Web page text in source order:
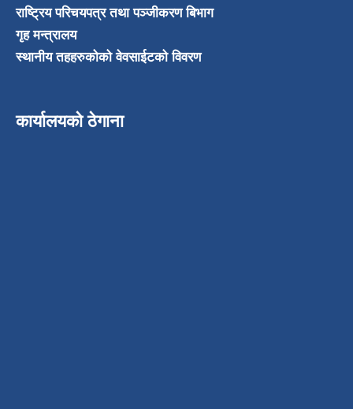
राष्ट्रिय परिचयपत्र तथा पञ्जीकरण बिभाग
गृह मन्त्रालय
स्थानीय तहहरुकोको वेवसाईटको विवरण
कार्यालयको ठेगाना